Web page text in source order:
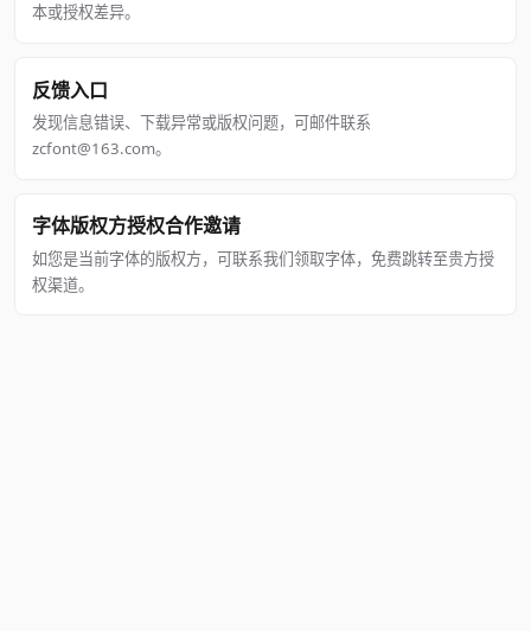
本或授权差异。
反馈入口
发现信息错误、下载异常或版权问题，可邮件联系
zcfont@163.com。
字体版权方授权合作邀请
如您是当前字体的版权方，可联系我们领取字体，免费跳转至贵方授
权渠道。